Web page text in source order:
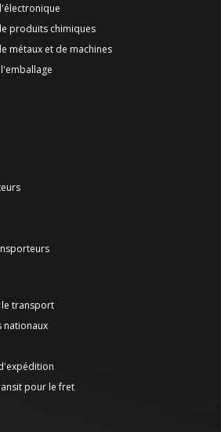
produits chimiques
métaux et de machines
le transport
nationaux
pour le fret